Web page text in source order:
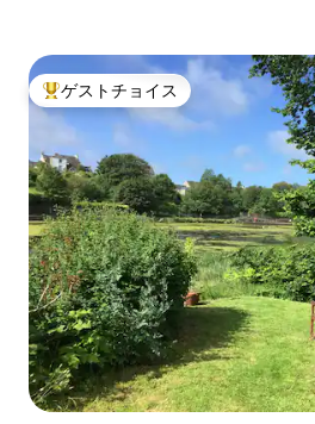
大好評のゲストチョイスです。
ゲストチョイス